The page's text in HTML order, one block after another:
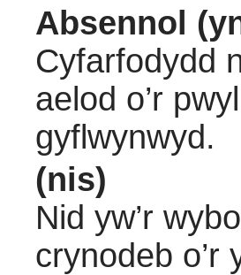
Absennol
Cyfarfodydd
aelod o’r
gyflwynwyd.
(nis)
Nid yw’r
crynodeb o’r